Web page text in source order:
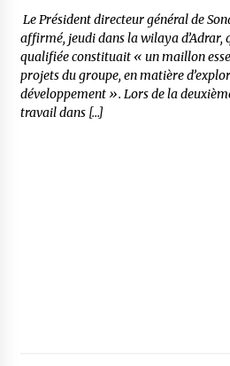
Le Président directeur général de
affirmé, jeudi dans la wilaya d’Adrar,
qualifiée constituait « un maillon
projets du groupe, en matière
développement ». Lors de la
travail dans […]